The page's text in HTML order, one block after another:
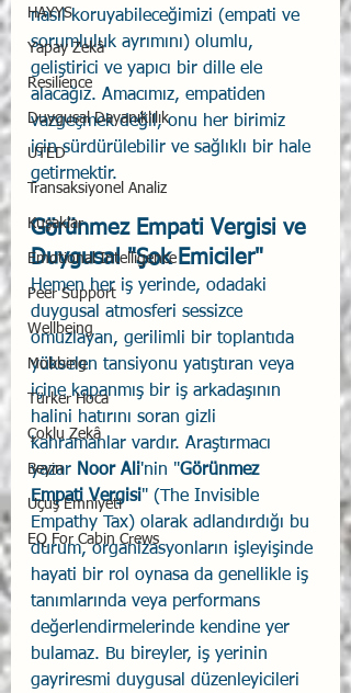
HAYYS
Yapay Zekâ
Resilience
Duygusal Dayanıklılık
UTED
Transaksiyonel Analiz
Kuşaklar
Emotional Intelligence
Peer Support
Wellbeing
Mobbing
Türker Hoca
Çoklu Zekâ
Beyin
Uçuş Emniyeti
EQ For Cabin Crews
nasıl koruyabileceğimizi (empati ve
sorumluluk ayrımını) olumlu,
geliştirici ve yapıcı bir dille ele
alacağız. Amacımız, empatiden
vazgeçmek değil, onu her birimiz
için sürdürülebilir ve sağlıklı bir hale
getirmektir.
Görünmez Empati Vergisi ve
Duygusal "Şok Emiciler"
Hemen her iş yerinde, odadaki
duygusal atmosferi sessizce
omuzlayan, gerilimli bir toplantıda
yükselen tansiyonu yatıştıran veya
içine kapanmış bir iş arkadaşının
halini hatırını soran gizli
kahramanlar vardır. Araştırmacı
yazar Noor Ali'nin "Görünmez
Empati Vergisi" (The Invisible
Empathy Tax) olarak adlandırdığı bu
durum, organizasyonların işleyişinde
hayati bir rol oynasa da genellikle iş
tanımlarında veya performans
değerlendirmelerinde kendine yer
bulamaz. Bu bireyler, iş yerinin
gayriresmi duygusal düzenleyicileri